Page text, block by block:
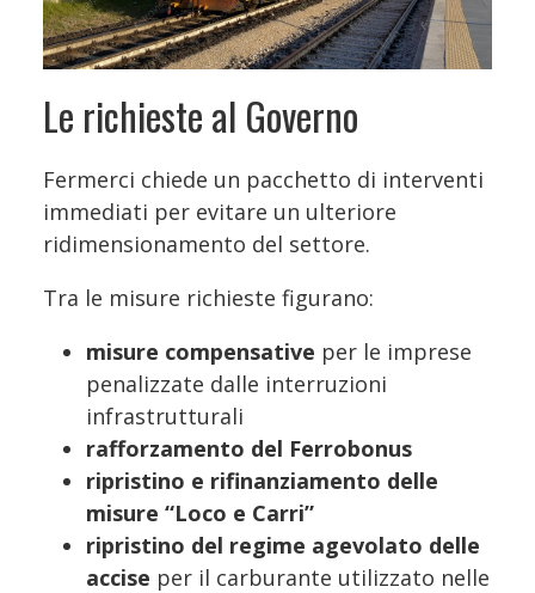
Le richieste al Governo
Fermerci chiede un pacchetto di interventi
immediati per evitare un ulteriore
ridimensionamento del settore.
Tra le misure richieste figurano:
misure compensative per le imprese
penalizzate dalle interruzioni
infrastrutturali
rafforzamento del Ferrobonus
ripristino e rifinanziamento delle
misure “Loco e Carri”
ripristino del regime agevolato delle
accise per il carburante utilizzato nelle